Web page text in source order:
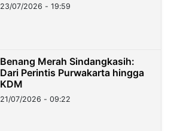
23/07/2026 - 19:59
Benang Merah Sindangkasih:
Dari Perintis Purwakarta hingga
KDM
21/07/2026 - 09:22